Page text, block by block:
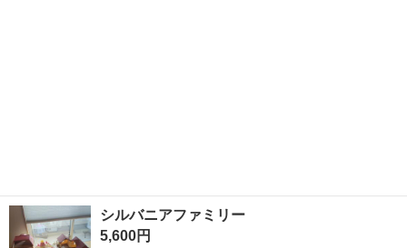
シルバニアファミリー
5,600円